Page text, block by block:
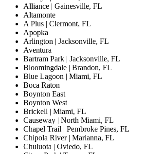
Alliance | Gainesville, FL
Altamonte
A Plus | Clermont, FL
Apopka
Arlington | Jacksonville, FL
Aventura
Bartram Park | Jacksonville, FL
Bloomingdale | Brandon, FL
Blue Lagoon | Miami, FL
Boca Raton
Boynton East
Boynton West
Brickell | Miami, FL
Causeway | North Miami, FL
Chapel Trail | Pembroke Pines, FL
Chipola River | Marianna, FL
Chuluota | Oviedo, FL